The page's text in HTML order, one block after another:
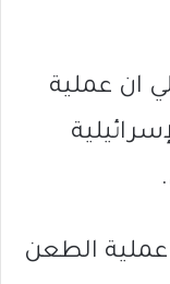
ان عملية
الطعن